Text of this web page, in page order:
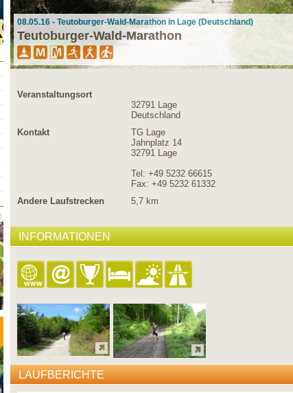
08.05.16 - Teutoburger-Wald-Marathon in Lage (Deutschland)
Teutoburger-Wald-Marathon
Veranstaltungsort
32791 Lage
Deutschland
Kontakt
TG Lage
Jahnplatz 14
32791 Lage
Tel: +49 5232 66615
Fax: +49 5232 61332
Andere Laufstrecken
5,7 km
INFORMATIONEN
LAUFBERICHTE